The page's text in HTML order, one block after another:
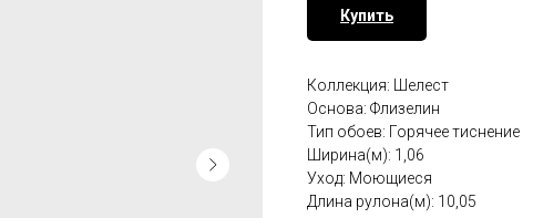
Купить
Коллекция: Шелест
Основа: Флизелин
Тип обоев: Горячее тиснение
Ширина(м): 1,06
Уход: Моющиеся
Длина рулона(м): 10,05